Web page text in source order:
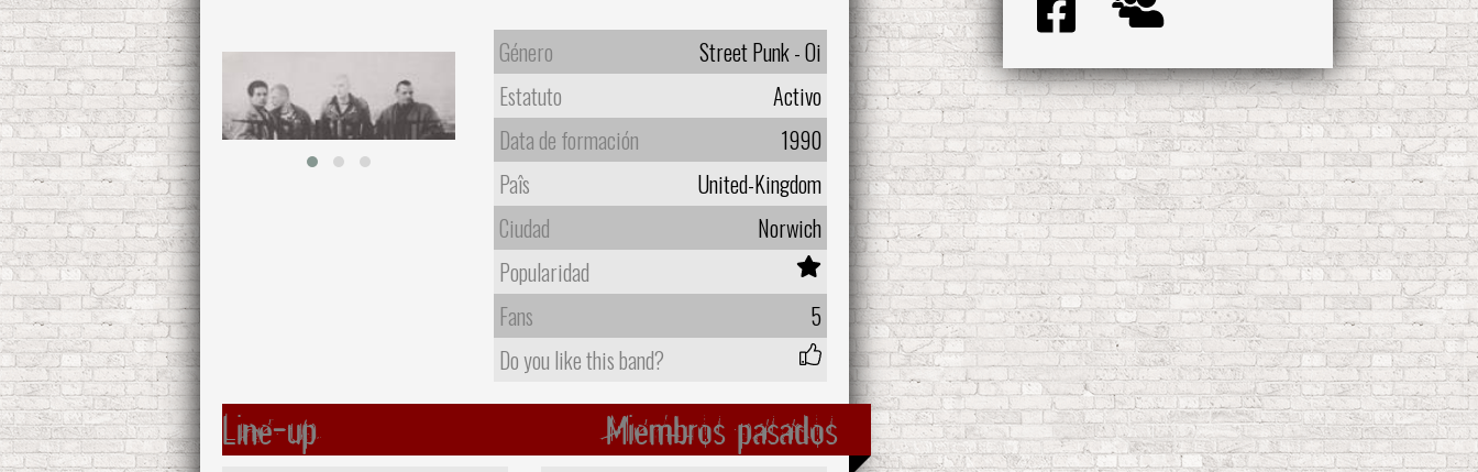
Género
Street Punk - Oi
Estatuto
Activo
Data de formación
1990
Paîs
United-Kingdom
Ciudad
Norwich
Popularidad
Fans
5
Do you like this band?
Line-up Miembros pasados